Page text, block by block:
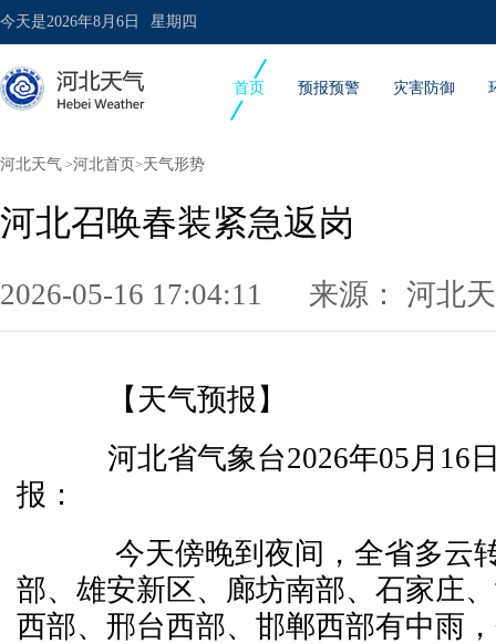
今天是2026年8月6日 星期四
首页 预报预警 灾害防御
河北天气 >河北首页 >天气形势
河北召唤春装紧急返岗
2026-05-16 17:04:11 来源： 河北
【天气预报】
河北省气象台2026年05月16
报：
今天傍晚到夜间，全省多云
部、雄安新区、廊坊南部、石家庄
西部、邢台西部、邯郸西部有中雨